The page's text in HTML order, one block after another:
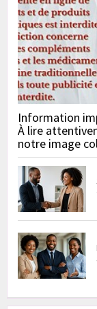
Information
À lire
notre image